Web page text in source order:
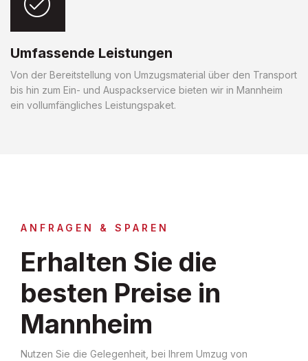
Umfassende Leistungen
Von der Bereitstellung von Umzugsmaterial über den Transport
bis hin zum Ein- und Auspackservice bieten wir in Mannheim
ein vollumfängliches Leistungspaket.
ANFRAGEN & SPAREN
Erhalten Sie die
besten Preise in
Mannheim
Nutzen Sie die Gelegenheit, bei Ihrem Umzug von